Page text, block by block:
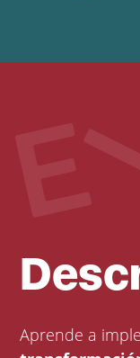
Aprende a